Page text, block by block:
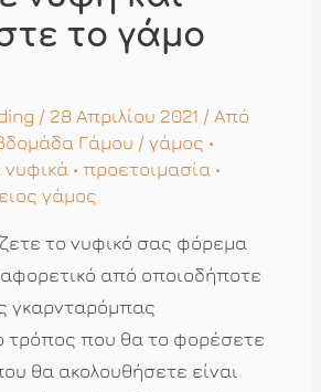
το γάμο
/ 28 Απριλίου 2021 / Από
Γάμου /γάμος •
νυφικά •προετοιμασία •
γάμος
το νυφικό σας φόρεμα
από οποιοδήποτε
γκαρνταρόμπας
τρόπος που θα το φορέσετε
θα ακολουθήσετε είναι